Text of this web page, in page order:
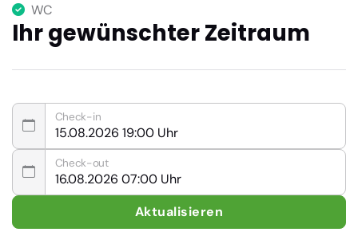
WC
Ihr gewünschter Zeitraum
Check-in
Check-out
Aktualisieren